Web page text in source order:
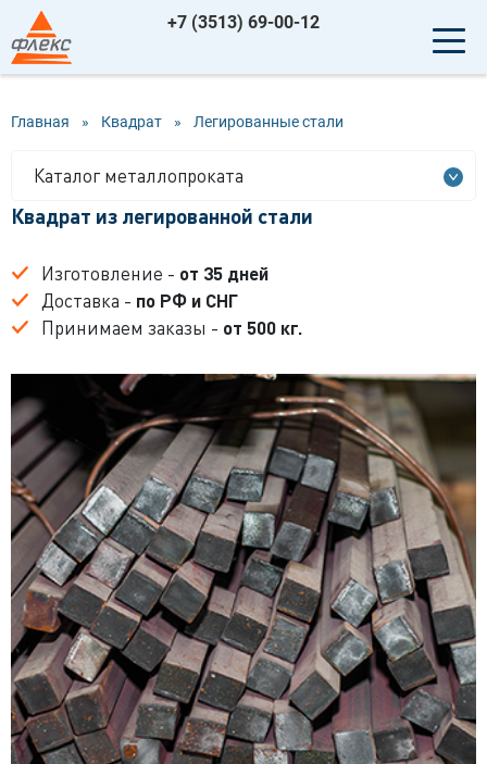
+7 (3513) 69-00-12
Главная » Квадрат » Легированные стали
Каталог металлопроката
Квадрат из легированной стали
Изготовление - от 35 дней
Доставка - по РФ и СНГ
Принимаем заказы - от 500 кг.